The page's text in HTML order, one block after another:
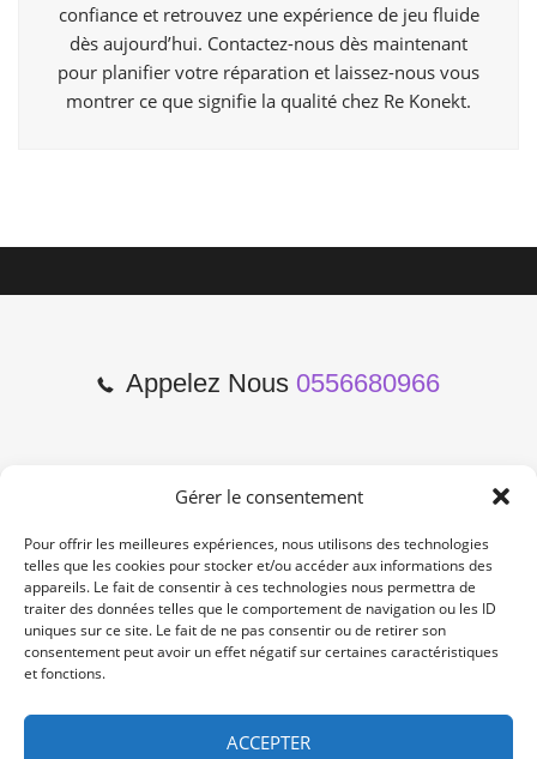
Gérer le consentement
Pour offrir les meilleures expériences, nous utilisons des technologies
telles que les cookies pour stocker et/ou accéder aux informations des
appareils. Le fait de consentir à ces technologies nous permettra de
traiter des données telles que le comportement de navigation ou les ID
uniques sur ce site. Le fait de ne pas consentir ou de retirer son
consentement peut avoir un effet négatif sur certaines caractéristiques
et fonctions.
ACCEPTER
confiance et retrouvez une expérience de jeu fluide
dès aujourd’hui. Contactez-nous dès maintenant
pour planifier votre réparation et laissez-nous vous
montrer ce que signifie la qualité chez Re Konekt.
Appelez Nous 0556680966
2 Cours de l'Yser 33800
Bordeaux
Lun-Samedi: 10:00 -19:00
Non Stop
/ /